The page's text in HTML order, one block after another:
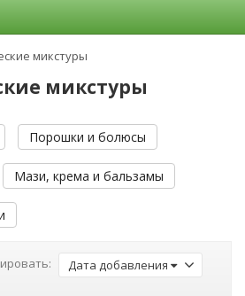
микстуры
микстуры
Порошки и болюсы
Мази, крема и бальзамы
Дата добавления